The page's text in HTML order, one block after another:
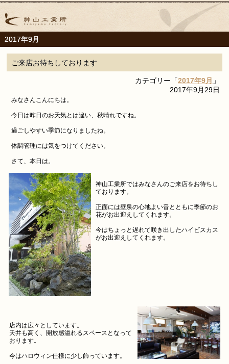
2017年9月
ご来店お待ちしております
カテゴリー「2017年9月 」
2017年9月29日
みなさんこんにちは。
今日は昨日のお天気とは違い、秋晴れですね。
過ごしやすい季節になりましたね。
体調管理には気をつけてください。
さて、本日は。
神山工業所ではみなさんのご来店をお待ちし
ております。
正面には壁泉の心地よい音とともに季節のお
花がお出迎えしてくれます。
今はちょっと遅れて咲き出したハイビスカス
がお出迎えしてくれます。
店内は広々としています。
天井も高く、開放感溢れるスペースとなって
おります。
今はハロウィン仕様に少し飾っています。